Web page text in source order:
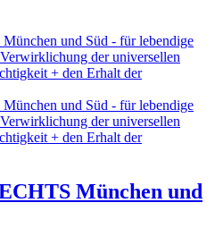
München und